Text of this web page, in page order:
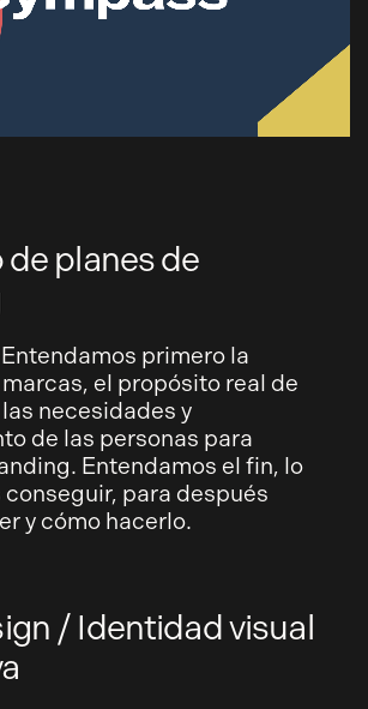
planes de
primero la
el propósito real de
necesidades y
de las personas para
Entendamos el fin, lo
para después
y cómo hacerlo.
/ Identidad visual